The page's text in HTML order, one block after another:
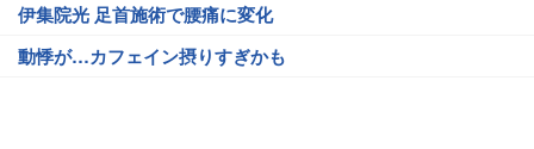
伊集院光 足首施術で腰痛に変化
動悸が…カフェイン摂りすぎかも